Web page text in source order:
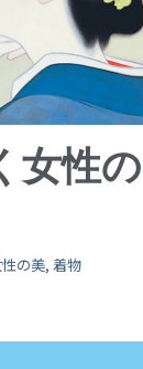
女性の
の美, 着物